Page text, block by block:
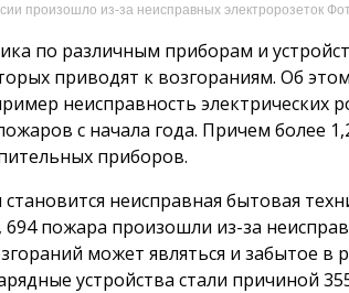
произошло из-за неисправных электророзеток
по различным приборам и
приводят к возгораниям. Об
неисправность электрических
с начала года. Причем более
приборов.
неисправная бытовая
пожара произошли из-за
может являться и забытое в
устройства стали причиной